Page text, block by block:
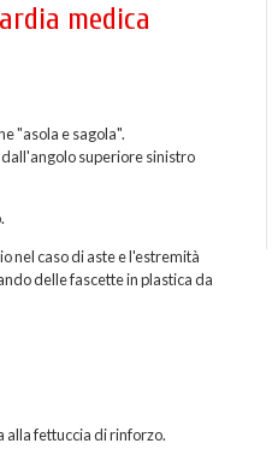
medica
"asola e sagola".
superiore sinistro
nel caso di aste e l'estremità
delle fascette in plastica da
alla fettuccia di rinforzo.